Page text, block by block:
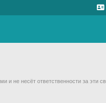
и не несёт ответственности за эти